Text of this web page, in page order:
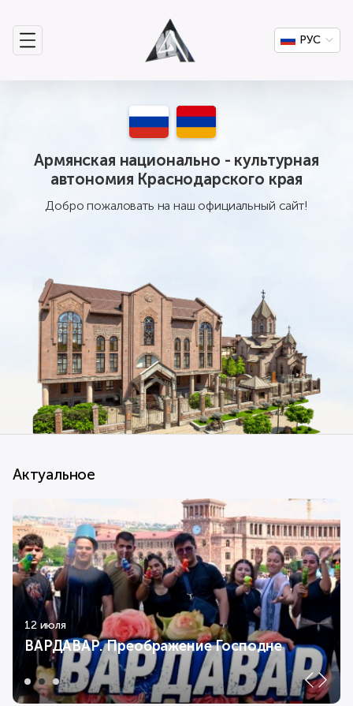
РУС
Армянская национально - культурная
автономия Краснодарского края
Добро пожаловать на наш официальный сайт!
Актуальное
12 июля
ВАРДАВАР. Преображение Господне